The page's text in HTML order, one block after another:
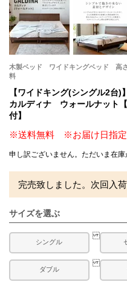
木製ベッド ワイドキングベッド 高
料
【ワイドキング(シングル2台)】
カルディナ ウォールナット
付】
※送料無料 ※お届け日指定
申し訳ございません。ただいま在庫
完売致しました。次回入
サイズを選ぶ
シングル
ダブル